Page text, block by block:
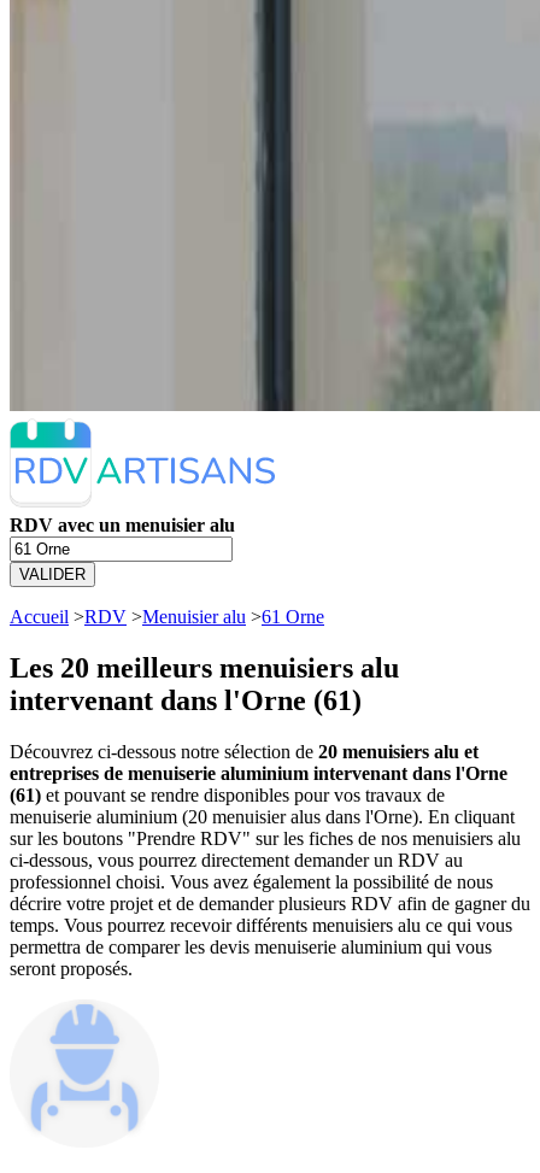
RDV avec un menuisier alu
VALIDER
Accueil >RDV >Menuisier alu >61 Orne
Les 20 meilleurs menuisiers alu
intervenant dans l'Orne (61)
Découvrez ci-dessous notre sélection de 20 menuisiers alu et
entreprises de menuiserie aluminium intervenant dans l'Orne
(61) et pouvant se rendre disponibles pour vos travaux de
menuiserie aluminium (20 menuisier alus dans l'Orne). En cliquant
sur les boutons "Prendre RDV" sur les fiches de nos menuisiers alu
ci-dessous, vous pourrez directement demander un RDV au
professionnel choisi. Vous avez également la possibilité de nous
décrire votre projet et de demander plusieurs RDV afin de gagner du
temps. Vous pourrez recevoir différents menuisiers alu ce qui vous
permettra de comparer les devis menuiserie aluminium qui vous
seront proposés.